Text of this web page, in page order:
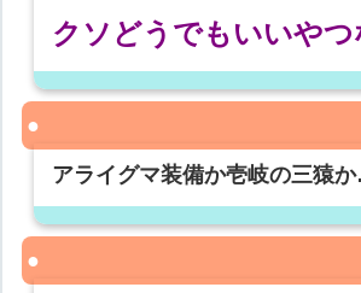
クソどうでもいいや
アライグマ装備か壱岐の三猿